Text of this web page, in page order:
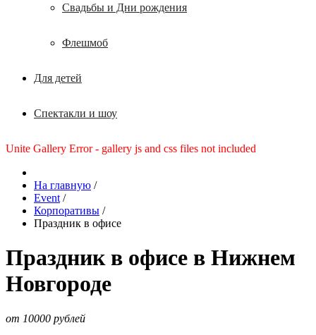
Свадьбы и Дни рождения
Флешмоб
Для детей
Спектакли и шоу
Unite Gallery Error - gallery js and css files not included
На главную /
Event /
Корпоративы /
Праздник в офисе
Праздник в офисе в Нижнем
Новгороде
от 10000 рублей